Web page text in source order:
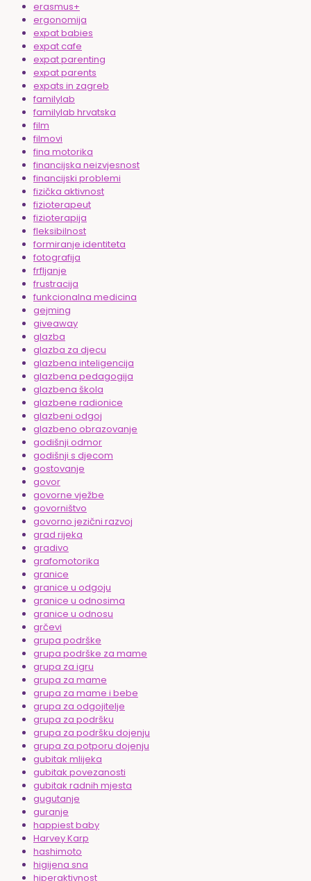
erasmus+
ergonomija
expat babies
expat cafe
expat parenting
expat parents
expats in zagreb
familylab
familylab hrvatska
film
filmovi
fina motorika
financijska neizvjesnost
financijski problemi
fizička aktivnost
fizioterapeut
fizioterapija
fleksibilnost
formiranje identiteta
fotografija
frfljanje
frustracija
funkcionalna medicina
gejming
giveaway
glazba
glazba za djecu
glazbena inteligencija
glazbena pedagogija
glazbena škola
glazbene radionice
glazbeni odgoj
glazbeno obrazovanje
godišnji odmor
godišnji s djecom
gostovanje
govor
govorne vježbe
govorništvo
govorno jezični razvoj
grad rijeka
gradivo
grafomotorika
granice
granice u odgoju
granice u odnosima
granice u odnosu
grčevi
grupa podrške
grupa podrške za mame
grupa za igru
grupa za mame
grupa za mame i bebe
grupa za odgojitelje
grupa za podršku
grupa za podršku dojenju
grupa za potporu dojenju
gubitak mlijeka
gubitak povezanosti
gubitak radnih mjesta
gugutanje
guranje
happiest baby
Harvey Karp
hashimoto
higijena sna
hiperaktivnost